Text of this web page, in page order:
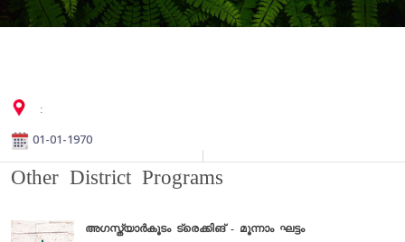
:
01-01-1970
Other District Programs
അഗസ്ത്യാർകൂടം ട്രെക്കിങ്‌ - മൂന്നാം ഘട്ടം